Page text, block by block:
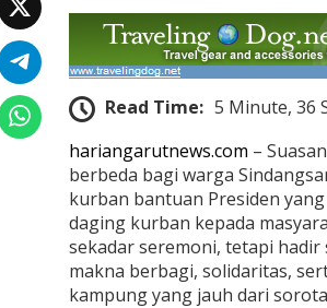
Read Time: 5 Minute, 36
hariangarutnews.com –
berbeda bagi warga
kurban bantuan Presiden
daging kurban kepada
sekadar seremoni, tetapi
makna berbagi, solidaritas,
kampung yang jauh dari